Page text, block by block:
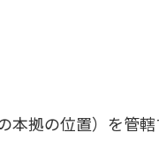
本拠の位置）を管